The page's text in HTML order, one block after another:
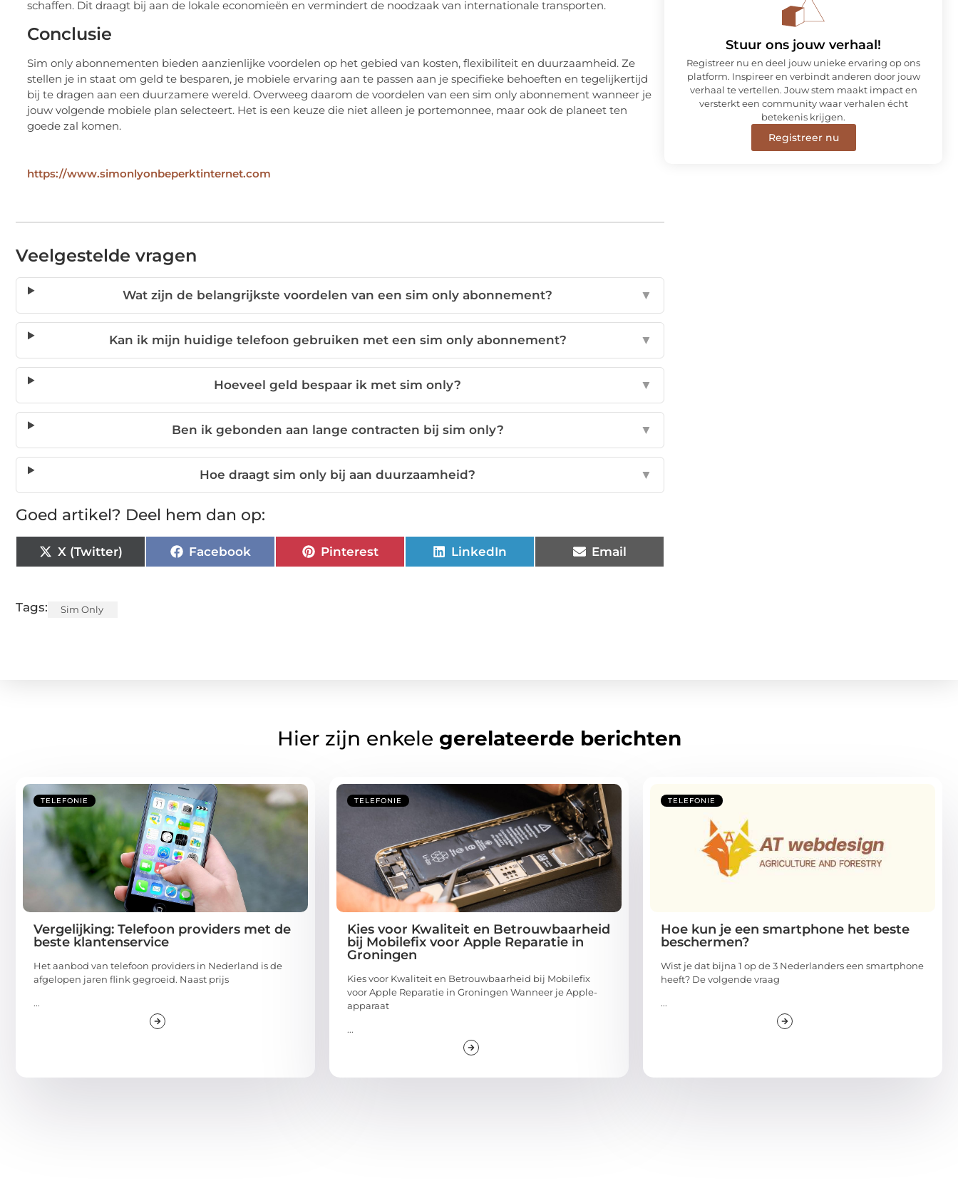
schaffen. Dit draagt bij aan de lokale economieën en vermindert de noodzaak van internationale transporten.
Conclusie
Sim only abonnementen bieden aanzienlijke voordelen op het gebied van kosten, flexibiliteit en duurzaamheid. Ze
stellen je in staat om geld te besparen, je mobiele ervaring aan te passen aan je specifieke behoeften en tegelijkertijd
bij te dragen aan een duurzamere wereld. Overweeg daarom de voordelen van een sim only abonnement wanneer je
jouw volgende mobiele plan selecteert. Het is een keuze die niet alleen je portemonnee, maar ook de planeet ten
goede zal komen.
https://www.simonlyonbeperktinternet.com
Veelgestelde vragen
Wat zijn de belangrijkste voordelen van een sim only abonnement? ▼
Kan ik mijn huidige telefoon gebruiken met een sim only abonnement? ▼
Hoeveel geld bespaar ik met sim only? ▼
Ben ik gebonden aan lange contracten bij sim only? ▼
Hoe draagt sim only bij aan duurzaamheid? ▼
Goed artikel? Deel hem dan op:
X (Twitter) Facebook Pinterest LinkedIn Email
Tags: Sim Only
Stuur ons jouw verhaal!
Registreer nu en deel jouw unieke ervaring op ons
platform. Inspireer en verbindt anderen door jouw
verhaal te vertellen. Jouw stem maakt impact en
versterkt een community waar verhalen écht
betekenis krijgen.
Registreer nu
Hier zijn enkele gerelateerde berichten
TELEFONIE
Vergelijking: Telefoon providers met de
beste klantenservice
Het aanbod van telefoon providers in Nederland is de
afgelopen jaren flink gegroeid. Naast prijs
...
TELEFONIE
Kies voor Kwaliteit en Betrouwbaarheid
bij Mobilefix voor Apple Reparatie in
Groningen
Kies voor Kwaliteit en Betrouwbaarheid bij Mobilefix
voor Apple Reparatie in Groningen Wanneer je Apple-
apparaat
...
TELEFONIE
Hoe kun je een smartphone het beste
beschermen?
Wist je dat bijna 1 op de 3 Nederlanders een smartphone
heeft? De volgende vraag
...